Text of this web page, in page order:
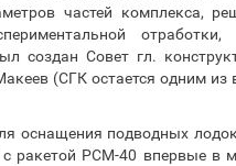
частей комплекса,
создан Совет гл.
(СГК остается одним из
оснащения подводных
ракетой РСМ-40 впервые в